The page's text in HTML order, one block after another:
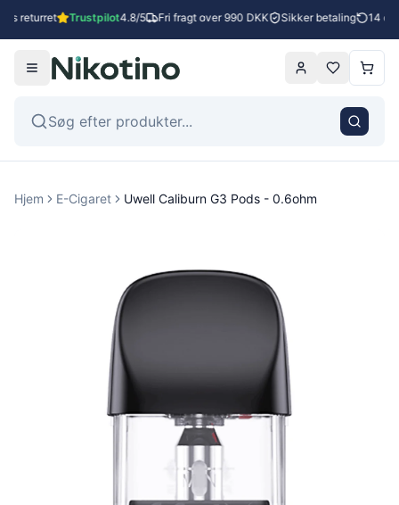
returret Trustpilot4.8/5 Fri fragt over 990 DKK Sikker betaling 14
Hjem E-Cigaret Uwell Caliburn G3 Pods - 0.6ohm